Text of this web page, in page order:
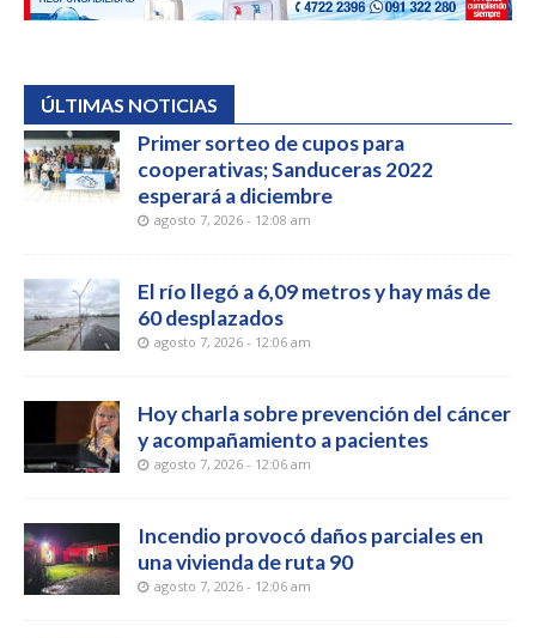
ÚLTIMAS NOTICIAS
Primer sorteo de cupos para
cooperativas; Sanduceras 2022
esperará a diciembre
agosto 7, 2026 - 12:08 am
El río llegó a 6,09 metros y hay más de
60 desplazados
agosto 7, 2026 - 12:06 am
Hoy charla sobre prevención del cáncer
y acompañamiento a pacientes
agosto 7, 2026 - 12:06 am
Incendio provocó daños parciales en
una vivienda de ruta 90
agosto 7, 2026 - 12:06 am